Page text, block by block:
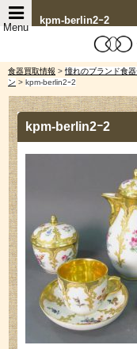
kpm-berlin2ｰ2
Menu
食器買取情報 > 憧れのブランド食
ン > kpm-berlin2ｰ2
kpm-berlin2ｰ2